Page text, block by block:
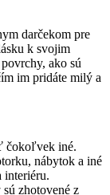
darčekom pre
k svojim
ako sú
im pridáte milý a
čokoľvek iné.
nábytok a iné
interiéru.
zhotovené z